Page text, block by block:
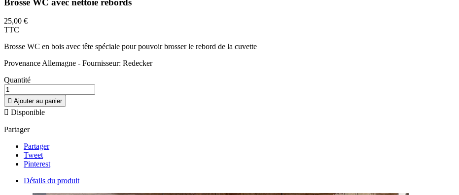
Brosse WC avec nettoie rebords
25,00 €
TTC
Brosse WC en bois avec tête spéciale pour pouvoir brosser le rebord de la cuvette
Provenance Allemagne - Fournisseur: Redecker
Quantité
 Ajouter au panier
 Disponible
Partager
Partager
Tweet
Pinterest
Détails du produit